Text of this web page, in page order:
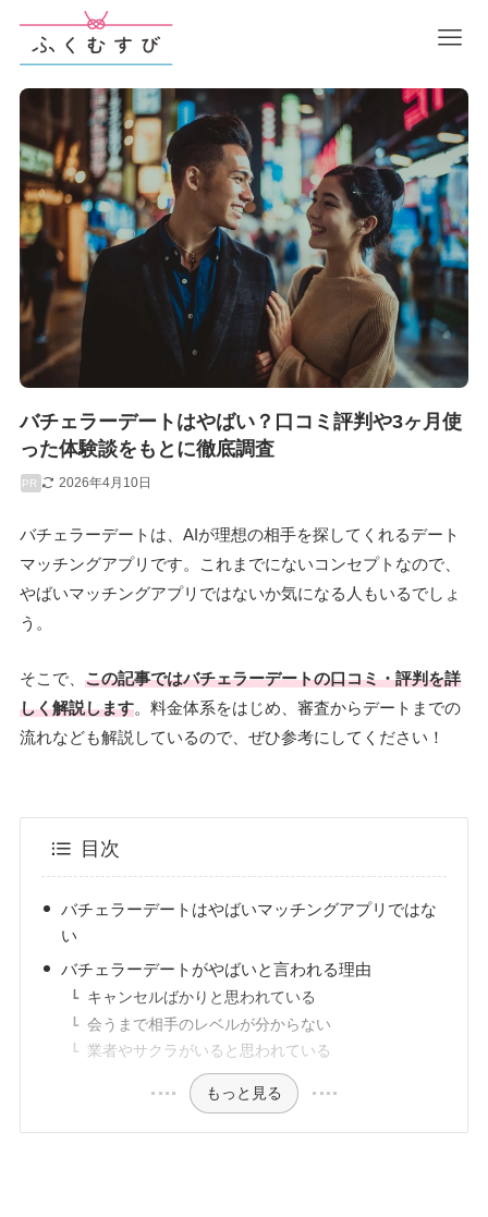
バチェラーデートはやばい？口コミ評判や3ヶ月使
った体験談をもとに徹底調査
PR 2026年4月10日
バチェラーデートは、AIが理想の相手を探してくれるデート
マッチングアプリです。これまでにないコンセプトなので、
やばいマッチングアプリではないか気になる人もいるでしょ
う。
そこで、 この記事ではバチェラーデートの口コミ・評判を詳
しく解説します。料金体系をはじめ、審査からデートまでの
流れなども解説しているので、ぜひ参考にしてください！
目次
バチェラーデートはやばいマッチングアプリではな
い
バチェラーデートがやばいと言われる理由
キャンセルばかりと思われている
会うまで相手のレベルが分からない
業者やサクラがいると思われている
もっと見る